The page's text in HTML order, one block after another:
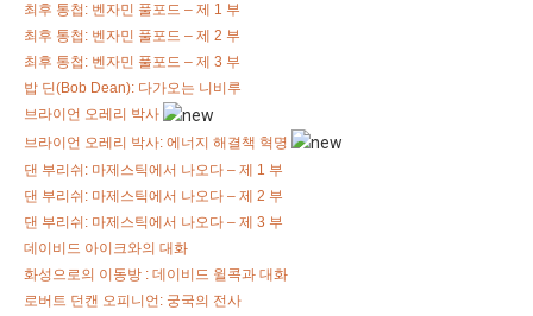
최후 통첩: 벤자민 풀포드 – 제 1 부
최후 통첩: 벤자민 풀포드 – 제 2 부
최후 통첩: 벤자민 풀포드 – 제 3 부
밥 딘(Bob Dean): 다가오는 니비루
브라이언 오레리 박사
브라이언 오레리 박사: 에너지 해결책 혁명
댄 부리쉬: 마제스틱에서 나오다 – 제 1 부
댄 부리쉬: 마제스틱에서 나오다 – 제 2 부
댄 부리쉬: 마제스틱에서 나오다 – 제 3 부
데이비드 아이크와의 대화
화성으로의 이동방 : 데이비드 윌콕과 대화
로버트 던캔 오피니언: 궁국의 전사